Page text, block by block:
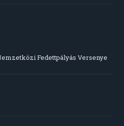
Fedettpályás Versenye